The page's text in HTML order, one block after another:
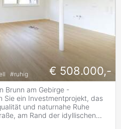
#ruhig € 508.000,-
Brunn am Gebirge -
Sie ein Investmentprojekt, das
und naturnahe Ruhe
am Rand der idyllischen...